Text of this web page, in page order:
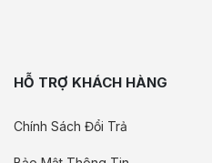
HỖ TRỢ KHÁCH HÀNG
Chính Sách Đổi Trả